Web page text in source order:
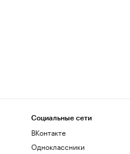
Социальные сети
ВКонтакте
Одноклассники